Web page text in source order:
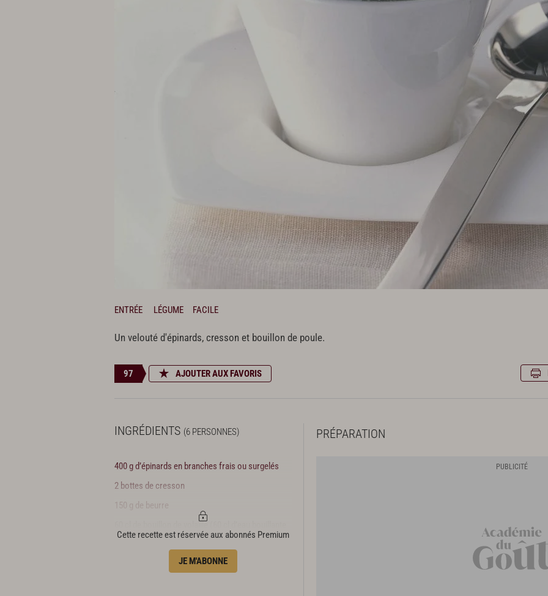
ENTRÉE LÉGUME FACILE
Un velouté d'épinards, cresson et bouillon de poule.
97 AJOUTER AUX FAVORIS
INGRÉDIENTS (6 PERSONNES)
400 g d’épinards en branches frais ou surgelés
2 bottes de cresson
150 g de beurre
60 cl de bouillon de volaille (60 cl d’eau bouillante
+ 2 cubes de bouillon de volaille)
20 cl de crème liquide entière
Cette recette est réservée aux abonnés Premium
JE M'ABONNE
PRÉPARATION